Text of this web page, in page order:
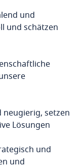
und
und schätzen
setzen
Lösungen
und
und